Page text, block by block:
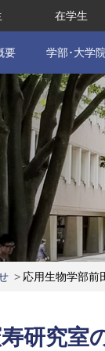
在学生
要 学部･大学
> 応用生物学部前
研究室